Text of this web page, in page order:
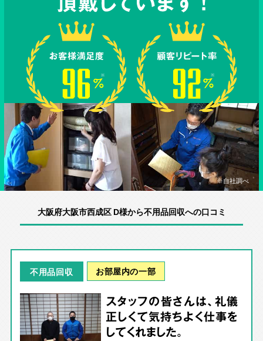
※自社調べ
大阪府大阪市西成区 D様から不用品回収への口コミ
不用品回収 お部屋内の一部
スタッフの皆さんは、礼儀
正しくて気持ちよく仕事を
してくれました。